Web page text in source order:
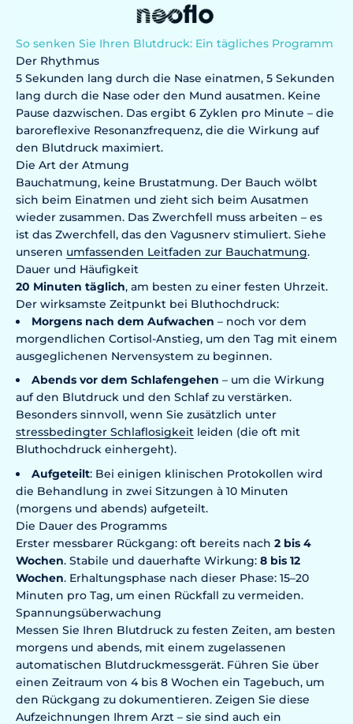
So senken Sie Ihren Blutdruck: Ein tägliches Programm
Der Rhythmus
5 Sekunden lang durch die Nase einatmen, 5 Sekunden
lang durch die Nase oder den Mund ausatmen. Keine
Pause dazwischen. Das ergibt 6 Zyklen pro Minute – die
baroreflexive Resonanzfrequenz, die die Wirkung auf
den Blutdruck maximiert.
Die Art der Atmung
Bauchatmung, keine Brustatmung. Der Bauch wölbt
sich beim Einatmen und zieht sich beim Ausatmen
wieder zusammen. Das Zwerchfell muss arbeiten – es
ist das Zwerchfell, das den Vagusnerv stimuliert. Siehe
unseren umfassenden Leitfaden zur Bauchatmung.
Dauer und Häufigkeit
20 Minuten täglich, am besten zu einer festen Uhrzeit.
Der wirksamste Zeitpunkt bei Bluthochdruck:
Morgens nach dem Aufwachen – noch vor dem
morgendlichen Cortisol-Anstieg, um den Tag mit einem
ausgeglichenen Nervensystem zu beginnen.
Abends vor dem Schlafengehen – um die Wirkung
auf den Blutdruck und den Schlaf zu verstärken.
Besonders sinnvoll, wenn Sie zusätzlich unter
stressbedingter Schlaflosigkeit leiden (die oft mit
Bluthochdruck einhergeht).
Aufgeteilt: Bei einigen klinischen Protokollen wird
die Behandlung in zwei Sitzungen à 10 Minuten
(morgens und abends) aufgeteilt.
Die Dauer des Programms
Erster messbarer Rückgang: oft bereits nach 2 bis 4
Wochen. Stabile und dauerhafte Wirkung: 8 bis 12
Wochen. Erhaltungsphase nach dieser Phase: 15–20
Minuten pro Tag, um einen Rückfall zu vermeiden.
Spannungsüberwachung
Messen Sie Ihren Blutdruck zu festen Zeiten, am besten
morgens und abends, mit einem zugelassenen
automatischen Blutdruckmessgerät. Führen Sie über
einen Zeitraum von 4 bis 8 Wochen ein Tagebuch, um
den Rückgang zu dokumentieren. Zeigen Sie diese
Aufzeichnungen Ihrem Arzt – sie sind auch ein